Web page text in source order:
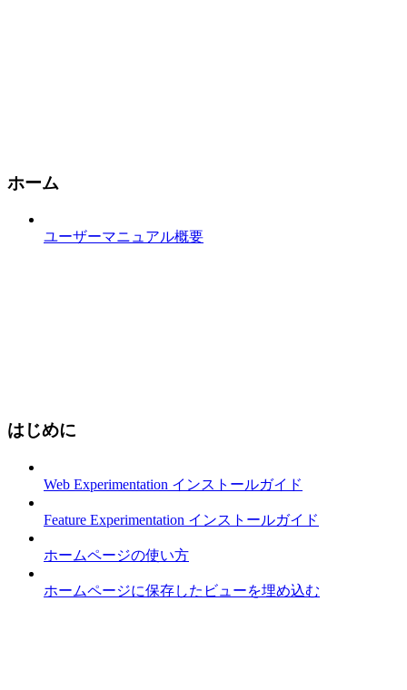
ホーム
ユーザーマニュアル概要
はじめに
Web Experimentation インストールガイド
Feature Experimentation インストールガイド
ホームページの使い方
ホームページに保存したビューを埋め込む